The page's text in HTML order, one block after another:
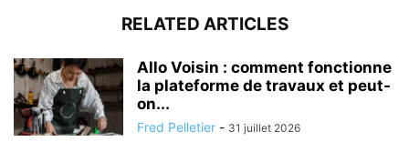
RELATED ARTICLES
Allo Voisin : comment fonctionne
la plateforme de travaux et peut-
on...
Fred Pelletier - 31 juillet 2026